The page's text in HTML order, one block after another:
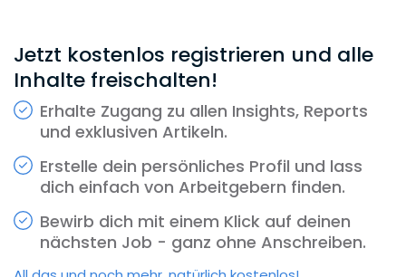
juristischen Nachwuchs langfristig für sich zu
begeistern. Wir sind deshalb überzeugt:
tradierte Recruiting-Prozesse haben
ausgedient und es ist an der Zeit, dassdigitale
ToolsEinzug in die HR-Abteilungen halten!
DurchActive Sourcingkönnen auchpassive
Kandidat:innen– also jene, die zwar offen für
einen neuen Job sind, sich aber noch nicht aktiv
bewerben – zielgerichtet erreicht werden.
Gerade in Zeiten des„War for Talents“ein
absoluter Gamechanger! Außerdem können
Jetzt kostenlos registrieren und alle
Inhalte freischalten!
Erhalte Zugang zu allen Insights, Reports
und exklusiven Artikeln.
Erstelle dein persönliches Profil und lass
dich einfach von Arbeitgebern finden.
Bewirb dich mit einem Klick auf deinen
nächsten Job - ganz ohne Anschreiben.